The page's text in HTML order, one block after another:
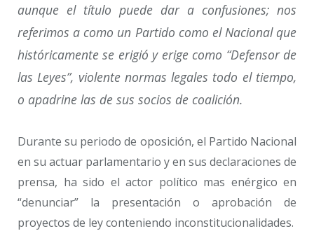
aunque el título puede dar a confusiones; nos
referimos a como un Partido como el Nacional que
históricamente se erigió y erige como “Defensor de
las Leyes”, violente normas legales todo el tiempo,
o apadrine las de sus socios de coalición.
Durante su periodo de oposición, el Partido Nacional
en su actuar parlamentario y en sus declaraciones de
prensa, ha sido el actor político mas enérgico en
“denunciar” la presentación o aprobación de
proyectos de ley conteniendo inconstitucionalidades.